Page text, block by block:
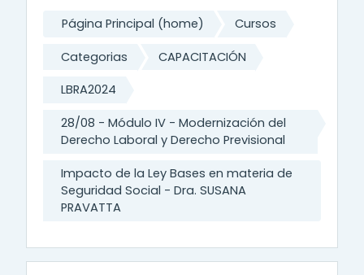
Página Principal (home) Cursos
Categorias CAPACITACIÓN
LBRA2024
28/08 - Módulo IV - Modernización del
Derecho Laboral y Derecho Previsional
Impacto de la Ley Bases en materia de
Seguridad Social - Dra. SUSANA
PRAVATTA